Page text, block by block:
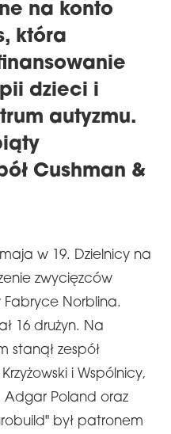
na konto
która
dzieci i
autyzmu.
Cushman &
w 19. Dzielnicy na
zwycięzców
Fabryce Norblina.
16 drużyn. Na
stanął zespół
i Wspólnicy,
Adgar Poland oraz
był patronem